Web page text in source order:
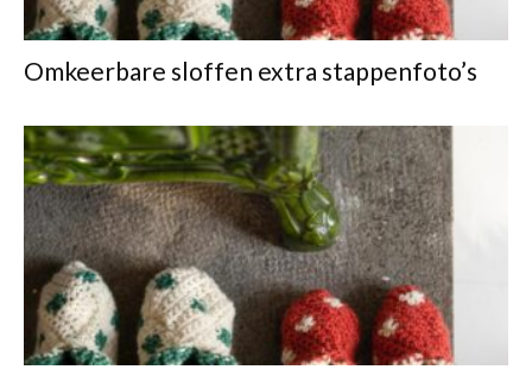
Omkeerbare sloffen extra stappenfoto’s